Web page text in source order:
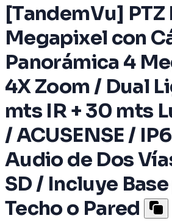
[TandemVu] PTZ
Megapixel con
Panorámica 4
4X Zoom / Dual
mts IR + 30 mts
/ ACUSENSE /
Audio de Dos
SD / Incluye
Techo o Pared